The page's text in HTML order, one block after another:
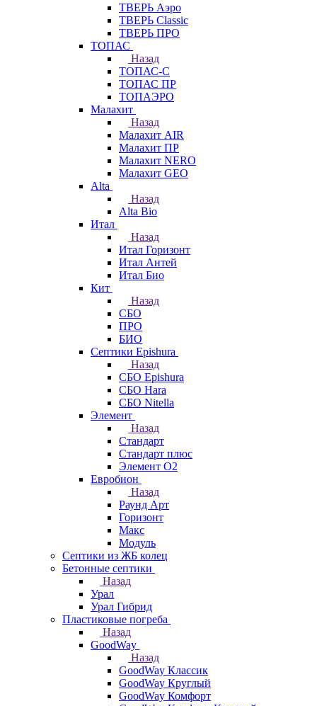
ТВЕРЬ Аэро
ТВЕРЬ Classic
ТВЕРЬ ПРО
ТОПАС
Назад
ТОПАС-С
ТОПАС ПР
ТОПАЭРО
Малахит
Назад
Малахит AIR
Малахит ПР
Малахит NERO
Малахит GEO
Alta
Назад
Alta Bio
Итал
Назад
Итал Горизонт
Итал Антей
Итал Био
Кит
Назад
СБО
ПРО
БИО
Септики Epishura
Назад
СБО Epishura
СБО Hara
СБО Nitella
Элемент
Назад
Стандарт
Стандарт плюс
Элемент О2
Евробион
Назад
Раунд Арт
Горизонт
Макс
Модуль
Септики из ЖБ колец
Бетонные септики
Назад
Урал
Урал Гибрид
Пластиковые погреба
Назад
GoodWay
Назад
GoodWay Классик
GoodWay Круглый
GoodWay Комфорт